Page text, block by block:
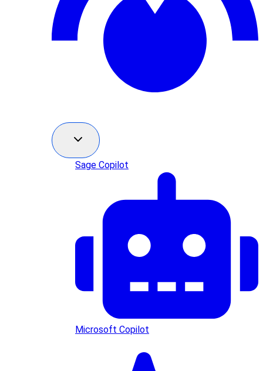
Sage Copilot
Microsoft Copilot